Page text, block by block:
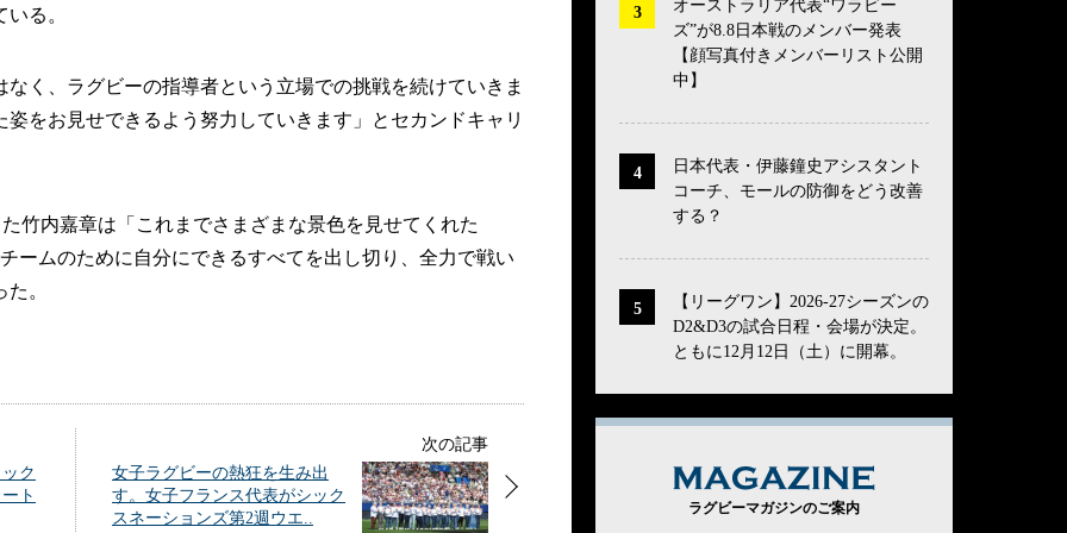
る。
く、ラグビーの指導者という立場での挑戦を続けていきま
をお見せできるよう努力していきます」とセカンドキャリ
内嘉章は「これまでさまざまな景色を見せてくれた
ームのために自分にできるすべてを出し切り、全力で戦い
。
ク
ト
次の記事
女子ラグビーの熱狂を生み出
す。女子フランス代表がシック
スネーションズ第2週ウエ..
オーストラリア代表“ワラビー
ズ”が8.8日本戦のメンバー発表
【顔写真付きメンバーリスト公開
中】
日本代表・伊藤鐘史アシスタント
コーチ、モールの防御をどう改善
する？
【リーグワン】2026-27シーズンの
D2&D3の試合日程・会場が決定。
ともに12月12日（土）に開幕。
ラグビーマガジンのご案内